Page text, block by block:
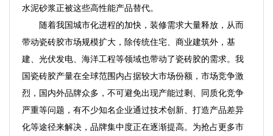
水泥砂浆正被这些高性能产品替代。
随着我国城市化进程的加快，装修需求大量释放，从而
带动瓷砖胶市场规模扩大，除传统住宅、商业建筑外，基
建、光伏发电、海洋工程等领域也带动了瓷砖胶的需求。我
国瓷砖胶产量在全球范围内占据较大市场份额，市场竞争激
烈，国内外品牌众多，不可避免出现产能过剩、同质化竞争
严重等问题，有不少知名企业通过技术创新、打造产品差异
化等途径来解决，品牌集中度正在逐渐提高。为抢占更多市